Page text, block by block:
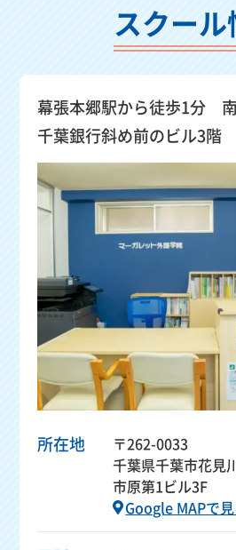
スクール
幕張本郷駅から徒歩1分
千葉銀行斜め前のビル3階
所在地
〒262-0033
千葉県千葉市花見
市原第1ビル3F
Google MAPで